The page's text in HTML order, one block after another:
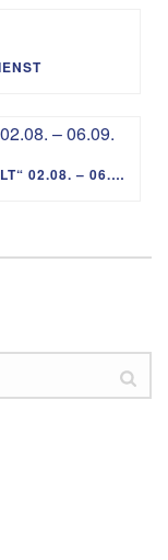
PREDIGTREIHE „MIT GOTT UM DIE WELT“ 02.08. – 06.09.